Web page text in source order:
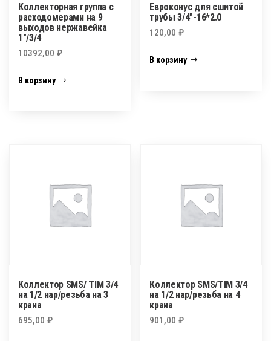
Коллекторная группа c
расходомерами на 9
выходов нержавейка
1″/3/4
10392,00 ₽
В корзину
Евроконус для сшитой
трубы 3/4″-16*2.0
120,00₽
В корзину
Коллектор SMS/ TIM 3/4
на 1/2 нар/резьба на 3
крана
695,00 ₽
Коллектор SMS/TIM 3/4
на 1/2 нар/резьба на 4
крана
901,00₽